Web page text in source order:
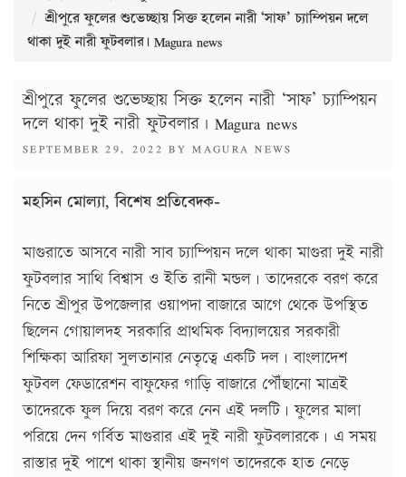
শ্রীপুরে ফুলের শুভেচ্ছায় সিক্ত হলেন নারী ‘সাফ’ চ্যাম্পিয়ন দলে
থাকা দুই নারী ফুটবলার। Magura news
শ্রীপুরে ফুলের শুভেচ্ছায় সিক্ত হলেন নারী ‘সাফ’ চ্যাম্পিয়ন
দলে থাকা দুই নারী ফুটবলার। Magura news
POSTED
SEPTEMBER 29, 2022 BYMAGURA NEWS
মহসিন মোল্যা, বিশেষ প্রতিবেদক-
মাগুরাতে আসবে নারী সাব চ্যাম্পিয়ন দলে থাকা মাগুরা দুই নারী
ফুটবলার সাথি বিশ্বাস ও ইতি রানী মন্ডল। তাদেরকে বরণ করে
নিতে শ্রীপুর উপজেলার ওয়াপদা বাজারে আগে থেকে উপস্থিত
ছিলেন গোয়ালদহ সরকারি প্রাথমিক বিদ্যালয়ের সরকারী
শিক্ষিকা আরিফা সুলতানার নেতৃত্বে একটি দল। বাংলাদেশ
ফুটবল ফেডারেশন বাফুফের গাড়ি বাজারে পৌঁছানো মাত্রই
তাদেরকে ফুল দিয়ে বরণ করে নেন এই দলটি। ফুলের মালা
পরিয়ে দেন গর্বিত মাগুরার এই দুই নারী ফুটবলারকে। এ সময়
রাস্তার দুই পাশে থাকা স্থানীয় জনগণ তাদেরকে হাত নেড়ে